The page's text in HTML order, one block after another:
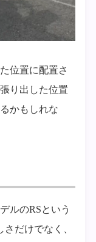
位置に配置さ
り出した位置
かもしれな
ルのRSという
だけでなく、